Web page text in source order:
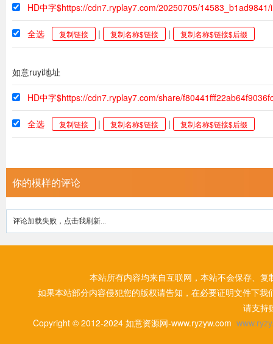
HD中字$https://cdn7.ryplay7.com/20250705/
全选 复制链接 | 复制名称$链接 | 复制名称$链接$后缀
如意ruyi地址
HD中字$https://cdn7.ryplay7.com/share/
全选 复制链接 | 复制名称$链接 | 复制名称$链接$后缀
你的模样的评论
评论加载失败，点击我刷新...
本站所有内容均来自互联网，本站不会保存、
如果本站部分内容侵犯您的版权请告知，在必要证明文件下
请支持
Copyright © 2012-2024 如意资源网-www.ryzyw.com